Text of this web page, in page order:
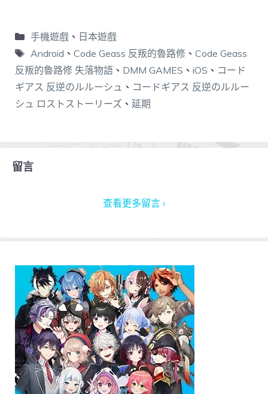
手機遊戲、 日本遊戲
Android 、 Code Geass 反叛的魯路修、 Code Geass
反叛的魯路修 失落物語 、 DMM GAMES 、 iOS 、 コード
ギアス 反逆のルルーシュ 、 コードギアス 反逆のルルー
シュ ロストストーリーズ 、 延期
留言
查看更多留言 ›